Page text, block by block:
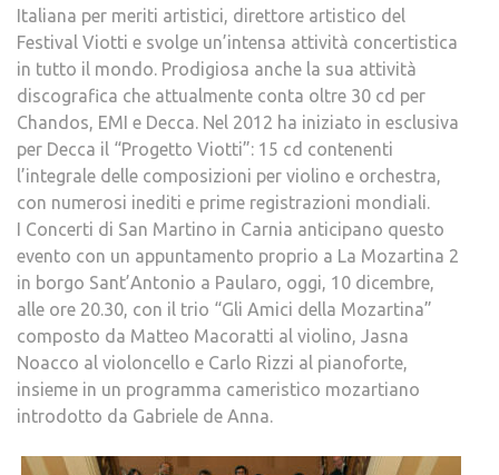
Italiana per meriti artistici, direttore artistico del
Festival Viotti e svolge un’intensa attività concertistica
in tutto il mondo. Prodigiosa anche la sua attività
discografica che attualmente conta oltre 30 cd per
Chandos, EMI e Decca. Nel 2012 ha iniziato in esclusiva
per Decca il “Progetto Viotti”: 15 cd contenenti
l’integrale delle composizioni per violino e orchestra,
con numerosi inediti e prime registrazioni mondiali.
I Concerti di San Martino in Carnia anticipano questo
evento con un appuntamento proprio a La Mozartina 2
in borgo Sant’Antonio a Paularo, oggi, 10 dicembre,
alle ore 20.30, con il trio “Gli Amici della Mozartina”
composto da Matteo Macoratti al violino, Jasna
Noacco al violoncello e Carlo Rizzi al pianoforte,
insieme in un programma cameristico mozartiano
introdotto da Gabriele de Anna.